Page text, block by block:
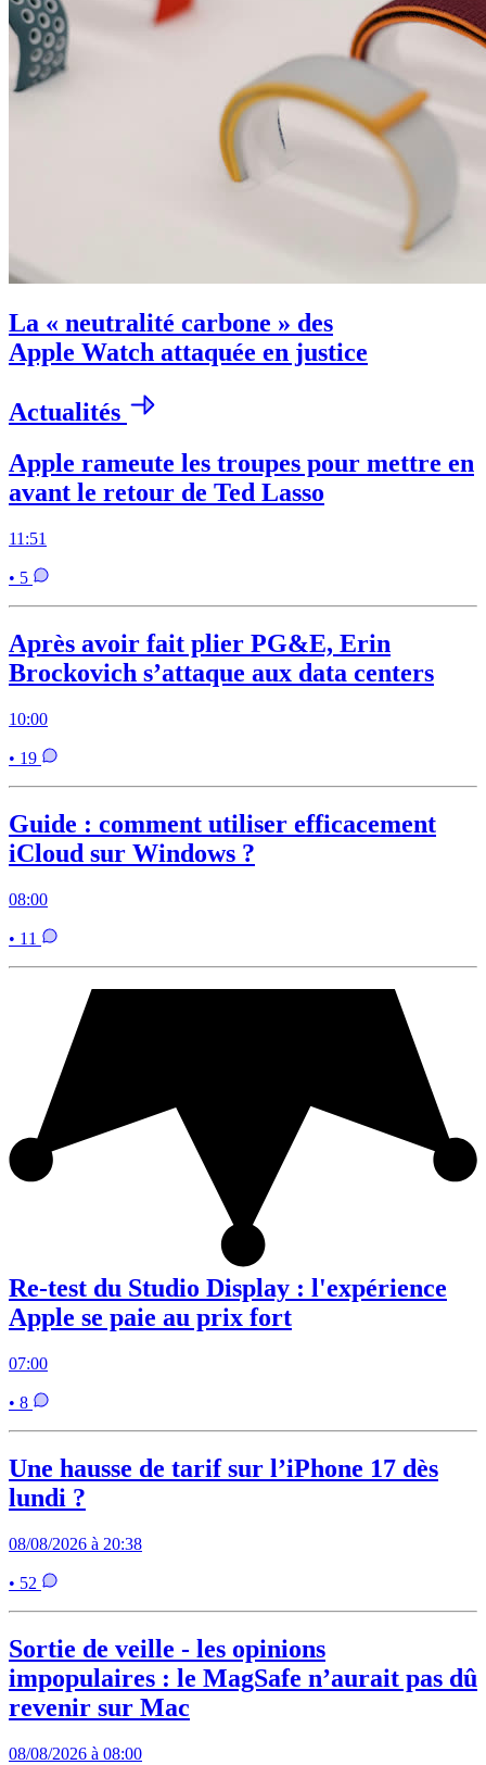
La « neutralité carbone » des
Apple Watch attaquée en justice
Actualités
Apple rameute les troupes pour mettre en
avant le retour de Ted Lasso
11:51
• 5
Après avoir fait plier PG&E, Erin
Brockovich s’attaque aux data centers
10:00
• 19
Guide : comment utiliser efficacement
iCloud sur Windows ?
08:00
• 11
Re-test du Studio Display : l'expérience
Apple se paie au prix fort
07:00
• 8
Une hausse de tarif sur l’iPhone 17 dès
lundi ?
08/08/2026 à 20:38
• 52
Sortie de veille - les opinions
impopulaires : le MagSafe n’aurait pas dû
revenir sur Mac
08/08/2026 à 08:00